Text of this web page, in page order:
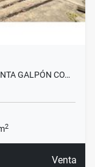
GALPÓN CO…
2
Venta